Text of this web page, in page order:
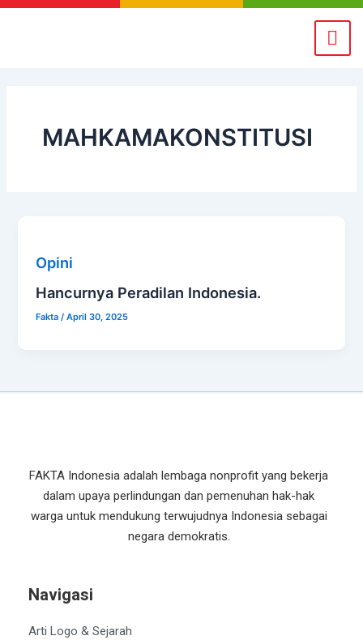
Skip
MAHKAMAKONSTITUSI
Opini
Hancurnya Peradilan Indonesia.
Fakta/April 30, 2025
FAKTA Indonesia adalah lembaga nonprofit yang bekerja
dalam upaya perlindungan dan pemenuhan hak-hak
warga untuk mendukung terwujudnya Indonesia sebagai
negara demokratis.
Navigasi
Arti Logo & Sejarah